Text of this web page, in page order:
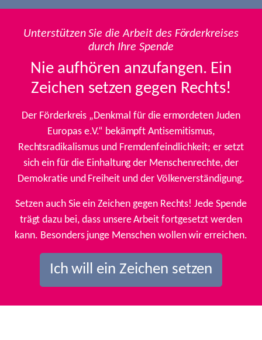
Unterstützen Sie die Arbeit des Förderkreises
durch Ihre Spende
Nie aufhören anzufangen. Ein
Zeichen setzen gegen Rechts!
Der Förderkreis „Denkmal für die ermordeten Juden
Europas e.V.“ bekämpft Antisemitismus,
Rechtsradikalismus und Fremdenfeindlichkeit; er setzt
sich ein für die Einhaltung der Menschenrechte, der
Demokratie und Freiheit und der Völkerverständigung.
Setzen auch Sie ein Zeichen gegen Rechts! Jede Spende
trägt dazu bei, dass unsere Arbeit fortgesetzt werden
kann. Besonders junge Menschen wollen wir erreichen.
Ich will ein Zeichen setzen